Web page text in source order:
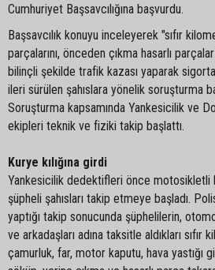
Cumhuriyet Başsavcılığına başvurdu.
Başsavcılık konuyu inceleyerek "sıfır
parçalarını, önceden çıkma hasarlı
bilinçli şekilde trafik kazası yaparak
ileri sürülen şahıslara yönelik soruşturma
Soruşturma kapsamında Yankesicilik ve
ekipleri teknik ve fiziki takip başlattı.
Kurye kılığına girdi
Yankesicilik dedektifleri önce motosikletli
şüpheli şahısları takip etmeye başladı.
yaptığı takip sonucunda şüphelilerin,
ve arkadaşları adına taksitle aldıkları sıfır
çamurluk, far, motor kaputu, hava yastığı